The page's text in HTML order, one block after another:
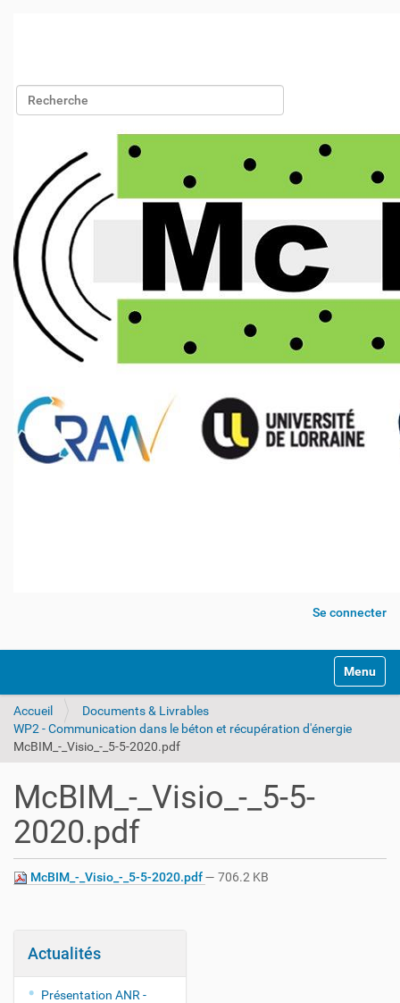
Chercher par
Se connecter
Activer/
Accueil
Documents & Livrables
WP2 - Communication dans le béton et récupération d'énergie
McBIM_-_Visio_-_5-5-2020.pdf
McBIM_-_Visio_-_5-5-
2020.pdf
McBIM_-_Visio_-_5-5-2020.pdf— 706.2 KB
Actualités
Présentation ANR -